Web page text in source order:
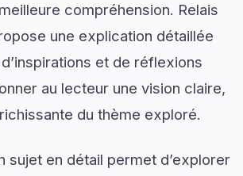
compréhension. Relais
une explication détaillée
et de réflexions
au lecteur une vision claire,
du thème exploré.
sujet en détail permet d’explorer